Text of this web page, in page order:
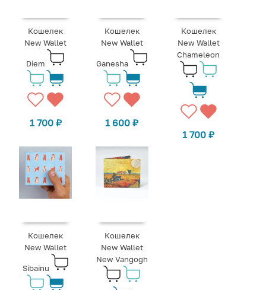
Кошелек
New Wallet
Diem
1 700 ₽
Кошелек
New Wallet
Ganesha
1 600₽
Кошелек
New Wallet
Chameleon
1 700₽
Кошелек
New Wallet
Sibainu
Кошелек
New Wallet
New Vangogh